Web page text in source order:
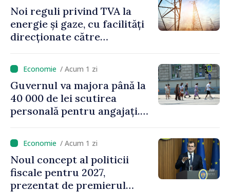
Noi reguli privind TVA la
energie și gaze, cu facilități
direcționate către
/ Acum 1 zi
Guvernul va majora până la
40 000 de lei scutirea
personală pentru angajați.
de milioane de lei îi lăsăm
oamenilor”/ Acum 1 zi
Noul concept al politicii
fiscale pentru 2027,
prezentat de premierul